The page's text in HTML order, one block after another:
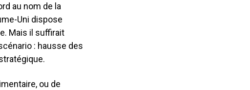
au nom de la
Uni dispose
Mais il suffirait
: hausse des
ou de